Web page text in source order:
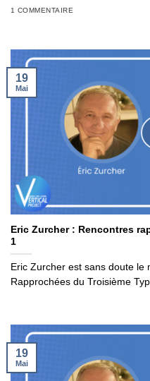
1 COMMENTAIRE
Eric Zurcher : Rencontres
1
Eric Zurcher est sans doute le
Rapprochées du Troisième
19
Mai
19
Mai